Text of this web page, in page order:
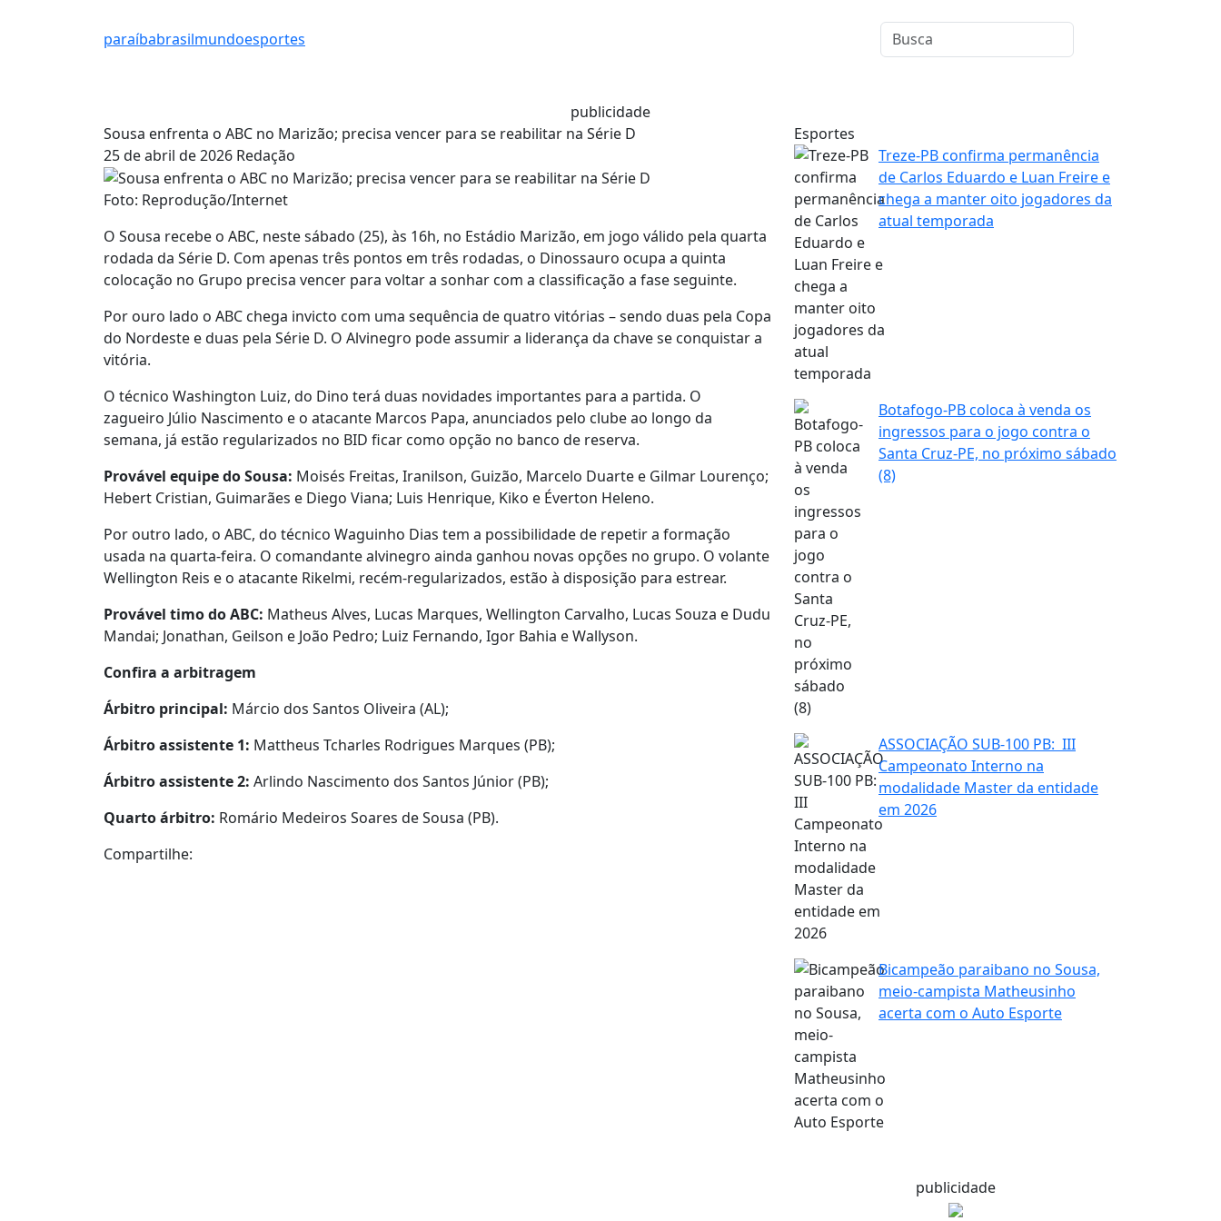
paraíbabrasilmundoesportes
publicidade
Sousa enfrenta o ABC no Marizão; precisa vencer para se reabilitar na Série D
25 de abril de 2026 Redação
Foto: Reprodução/Internet
O Sousa recebe o ABC, neste sábado (25), às 16h, no Estádio Marizão, em jogo válido pela quarta
rodada da Série D. Com apenas três pontos em três rodadas, o Dinossauro ocupa a quinta
colocação no Grupo precisa vencer para voltar a sonhar com a classificação a fase seguinte.
Por ouro lado o ABC chega invicto com uma sequência de quatro vitórias – sendo duas pela Copa
do Nordeste e duas pela Série D. O Alvinegro pode assumir a liderança da chave se conquistar a
vitória.
O técnico Washington Luiz, do Dino terá duas novidades importantes para a partida. O
zagueiro Júlio Nascimento e o atacante Marcos Papa, anunciados pelo clube ao longo da
semana, já estão regularizados no BID ficar como opção no banco de reserva.
Provável equipe do Sousa: Moisés Freitas, Iranilson, Guizão, Marcelo Duarte e Gilmar Lourenço;
Hebert Cristian, Guimarães e Diego Viana; Luis Henrique, Kiko e Éverton Heleno.
Por outro lado, o ABC, do técnico Waguinho Dias tem a possibilidade de repetir a formação
usada na quarta-feira. O comandante alvinegro ainda ganhou novas opções no grupo. O volante
Wellington Reis e o atacante Rikelmi, recém-regularizados, estão à disposição para estrear.
Provável timo do ABC: Matheus Alves, Lucas Marques, Wellington Carvalho, Lucas Souza e Dudu
Mandai; Jonathan, Geilson e João Pedro; Luiz Fernando, Igor Bahia e Wallyson.
Confira a arbitragem
Árbitro principal: Márcio dos Santos Oliveira (AL);
Árbitro assistente 1: Mattheus Tcharles Rodrigues Marques (PB);
Árbitro assistente 2: Arlindo Nascimento dos Santos Júnior (PB);
Quarto árbitro: Romário Medeiros Soares de Sousa (PB).
Compartilhe:
Esportes
Treze-PB confirma permanência
de Carlos Eduardo e Luan Freire e
chega a manter oito jogadores da
atual temporada
Botafogo-PB coloca à venda os
ingressos para o jogo contra o
Santa Cruz-PE, no próximo sábado
(8)
ASSOCIAÇÃO SUB-100 PB: III
Campeonato Interno na
modalidade Master da entidade
em 2026
Bicampeão paraibano no Sousa,
meio-campista Matheusinho
acerta com o Auto Esporte
publicidade